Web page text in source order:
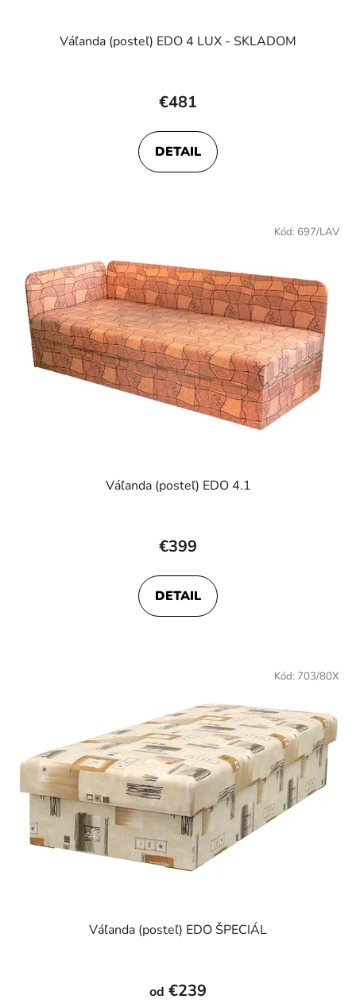
Váľanda (posteľ) EDO 4 LUX - SKLADOM
€481
DETAIL
Váľanda (posteľ) EDO 4.1
€399
DETAIL
Kód: 697/LAV
Váľanda (posteľ) EDO ŠPECIÁL
hodnotenie
od €239
Kód: 703/80X